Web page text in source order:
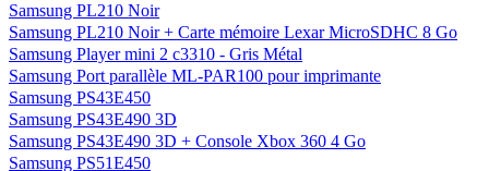
Samsung PL210 Noir
Samsung PL210 Noir + Carte mémoire Lexar MicroSDHC 8 Go
Samsung Player mini 2 c3310 - Gris Métal
Samsung Port parallèle ML-PAR100 pour imprimante
Samsung PS43E450
Samsung PS43E490 3D
Samsung PS43E490 3D + Console Xbox 360 4 Go
Samsung PS51E450